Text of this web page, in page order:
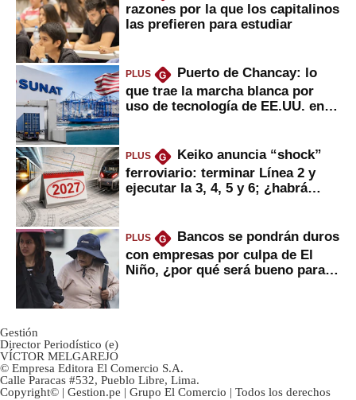
razones por la que los capitalinos
las prefieren para estudiar
PLUS G
Puerto de Chancay: lo
que trae la marcha blanca por
uso de tecnología de EE.UU. en
PLUS G
Keiko anuncia “shock”
ferroviario: terminar Línea 2 y
ejecutar la 3, 4, 5 y 6; ¿habrá
PLUS G
Bancos se pondrán duros
con empresas por culpa de El
Niño, ¿por qué será bueno para
Gestión
Director Periodístico (e)
VÍCTOR MELGAREJO
© Empresa Editora El Comercio S.A.
Calle Paracas #532, Pueblo Libre, Lima.
Copyright© | Gestion.pe | Grupo El Comercio | Todos los derechos